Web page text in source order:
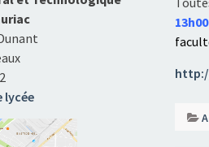
lycée